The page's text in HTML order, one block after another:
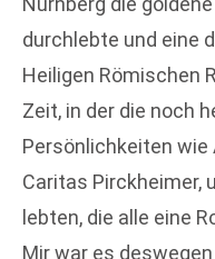
durchlebte und eine
Heiligen Römischen
Zeit, in der die noch
Persönlichkeiten wie
Caritas Pirckheimer,
lebten, die alle eine
Mir war es